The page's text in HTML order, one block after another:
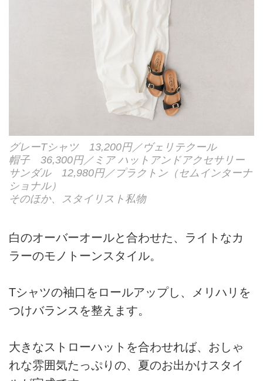
グレーTシャツ 13,200円／ヴェリテクール
帽子 36,300円／ミア ハットアンドアクセサリー
サンダル 12,980円／プラクトン（セムインターナ
ショナル）
そのほか、スタイリスト私物
白のオーバーオールと合わせた、ライトなカ
ラーのモノトーンスタイル。
Tシャツの袖口をロールアップし、メリハリを
つけバランスを整えます。
大きなストローハットを合わせれば、おしゃ
れな雰囲気たっぷりの、夏のお出かけスタイ